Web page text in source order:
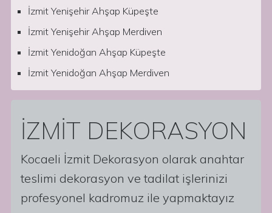
İzmit Yenişehir Ahşap Küpeşte
İzmit Yenişehir Ahşap Merdiven
İzmit Yenidoğan Ahşap Küpeşte
İzmit Yenidoğan Ahşap Merdiven
İZMİT DEKORASYON
Kocaeli İzmit Dekorasyon olarak anahtar
teslimi dekorasyon ve tadilat işlerinizi
profesyonel kadromuz ile yapmaktayız